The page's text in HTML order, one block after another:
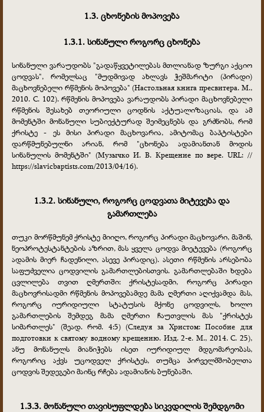
1.3. ცხონების მოპოვება
1.3.1. სინანული როგორც ცხონება
სინანული ვარაუდობს "გადაწყვეტილებას მთლიანად ზურგი აქციო
ცოდვას", რომელსაც "მუდმივად ახლავს ჭეშმარიტი (პირადი)
მაცხოვნებელი რწმენის მოპოვება" (Настольная книга пресвитера. М.,
2010. С. 102). რწმენის მოპოვება ვარაუდობს პირადი მაცხოვნებელი
რწმენის შესახებ თეორიული ცოდნის აქტუალიზაციას, და ამ
მომენტში მონანული სუბიექტურად შეიმეცნებს და გრძნობს, რომ
ქრისტე - ეს მისი პირადი მაცხოვარია, ამიტომაც ბაპტისტები
დარწმუნებულნი არიან, რომ "ცხონება ადამიანთან მოდის
სინანულის მომენტში" (Музычко И. В. Крещение по вере. URL: //
https://slavicbaptists.com/2013/04/16).
1.3.2. სინანული, როგორც ცოდვათა მიტევება და
გამართლება
თუკი მორწმუნემ ქრისტე მიიღო, როგორც პირადი მაცხოვარი, მაშინ,
ნეოპროტესტანტების აზრით, მას ყველა ცოდვა მიეტევება (როგორც
ადამის მიერ ჩადენილი, ასევე პირადიც). ასეთი რწმენის არსებობა
საფუძველია ცოდვილის გამართლებისთვის. გამართლებაში ხდება
ცვლილება თვით ღმერთში: ქრისტესადმი, როგორც პირადი
მაცხოვრისადმი რწმენის მოპოვებამდე მამა ღმერთი აღიქვამდა მას,
როგორც იურიდიული სტატუსის მქონე ცოდვილს, ხოლო
გამართლების შემდეგ მამა ღმერთი ჩაუთვლის მას "ქრისტეს
სიმართლეს" (შეად. რომ. 4:5) (Следуя за Христом: Пособие для
подготовки к святому водному крещению. Изд. 2-е. М., 2014. С. 25),
ანუ მონანულს მიანიჭებს ისეთ იურიდიულ მდგომარეობას,
როგორიც აქვს უცოდველ ქრისტეს, თუმცა პირველმშობელთა
ცოდვის შედეგები მაინც რჩება ადამიანის ბუნებაში.
1.3.3. მონანული თავისუფლდება სიკვდილის შემდგომი